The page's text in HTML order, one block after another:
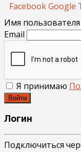
FacebookGoogle
Имя пользователя
Email
Я принимаю
Войти
Логин
Подключиться